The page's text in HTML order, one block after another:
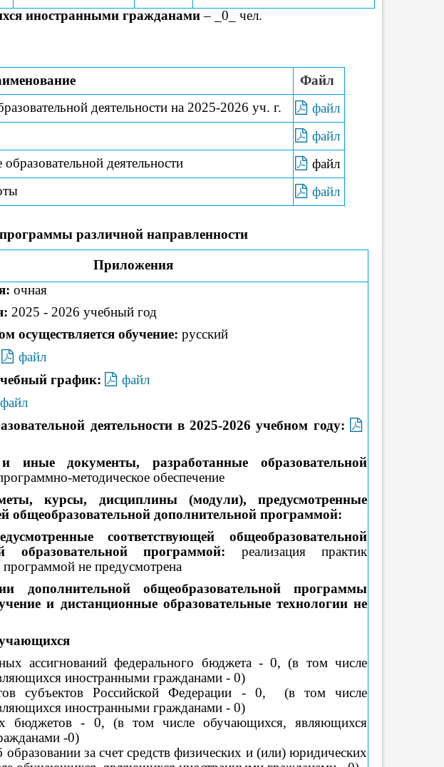
иностранными гражданами– _0_ чел.
Файл
деятельности на 2025-2026 уч. г.
файл
файл
деятельности
файл
файл
различной направленности
Приложения
очная
2025 - 2026 учебный год
осуществляется обучение: русский
файл
график:
файл
файл
деятельности в 2025-2026 учебном году:
иные документы, разработанные образовательной
методическое обеспечение
курсы, дисциплины (модули), предусмотренные
общеобразовательной дополнительной программой:
соответствующей общеобразовательной
образовательной программой: реализация практик
программой не предусмотрена
дополнительной общеобразовательной программы
и дистанционные образовательные технологии не
ассигнований федерального бюджета - 0, (в том числе
иностранными гражданами - 0)
субъектов Российской Федерации - 0, (в том числе
иностранными гражданами - 0)
бюджетов - 0, (в том числе обучающихся, являющихся
-0)
за счет средств физических и (или) юридических